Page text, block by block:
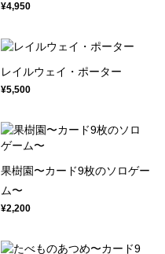
¥4,950
レイルウェイ・ポーター
¥5,500
果樹園〜カード9枚のソロゲー
ム〜
¥2,200